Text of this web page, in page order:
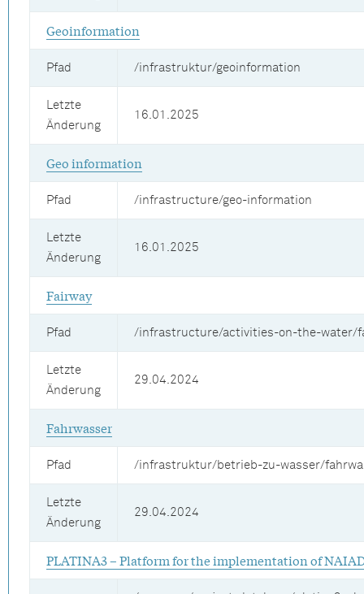
Geoinformation
Pfad /infrastruktur/geoinformation
Letzte
Änderung
16.01.2025
Geo information
Pfad /infrastructure/geo-information
Letzte
Änderung
16.01.2025
Fairway
Pfad /infrastructure/activities-on-the-water/
Letzte
Änderung
29.04.2024
Fahrwasser
Pfad /infrastruktur/betrieb-zu-wasser/
Letzte
Änderung
29.04.2024
PLATINA3 – Platform for the implementation of